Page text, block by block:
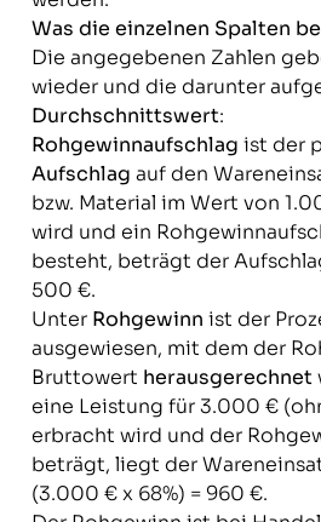
Was die einzelnen Spalten
Die angegebenen Zahlen
wieder und die darunter
Durchschnittswert:
Rohgewinnaufschlag ist der
Aufschlag auf den
bzw. Material im Wert von
wird und ein
besteht, beträgt der
500 €.
Unter Rohgewinn ist der
ausgewiesen, mit dem der
Bruttowert herausgerechnet
eine Leistung für 3.000 €
erbracht wird und der
beträgt, liegt der
(3.000 € x 68%) = 960 €.